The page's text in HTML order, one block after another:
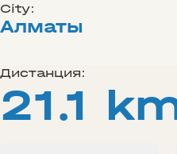
City:
Алматы
Дистанция:
21.1